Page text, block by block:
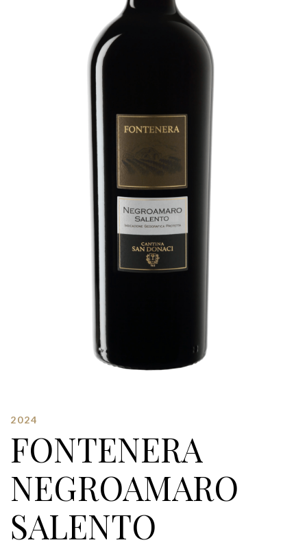
2024
FONTENERA
NEGROAMARO
SALENTO